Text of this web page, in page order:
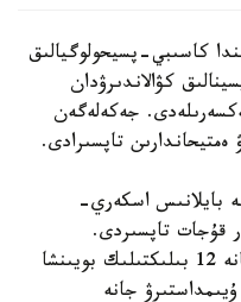
كاسىبي-پسيحولوگيالىق
كۋالاندىرۋدان
جەكەلەگەن
ەمتيحاندارىن تاپسىرادى.
بايلانىس اسكەري-
400 ۇمىتكەر قۇجات تاپسىردى.
كونكۋرستىق ىرىكتەۋ 6 ماماندىق جانە 12 بىلىكتىلىك بويىنشا
جانە